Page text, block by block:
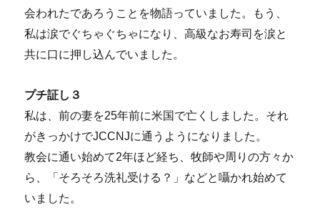
会われたであろうことを物語っていました。もう、
私は涙でぐちゃぐちゃになり、高級なお寿司を涙と
共に口に押し込んでいました。
プチ証し３
私は、前の妻を25年前に米国で亡くしました。それ
がきっかけでJCCNJに通うようになりました。
教会に通い始めて2年ほど経ち、牧師や周りの方々か
ら、「そろそろ洗礼受ける？」などと囁かれ始めて
いました。